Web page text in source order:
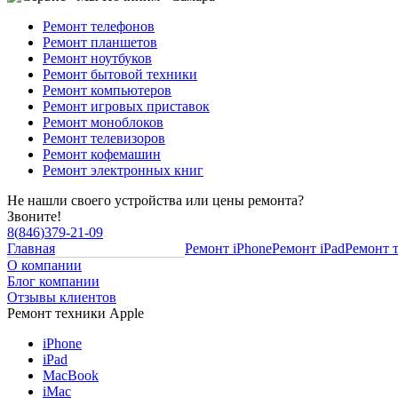
Ремонт телефонов
Ремонт планшетов
Ремонт ноутбуков
Ремонт бытовой техники
Ремонт компьютеров
Ремонт игровых приставок
Ремонт моноблоков
Ремонт телевизоров
Ремонт кофемашин
Ремонт электронных книг
Не нашли своего устройства или цены ремонта?
Звоните!
8(846)379-21-09
Главная
О компании
Блог компании
Отзывы клиентов
Ремонт iPhoneРемонт iPadРемонт
Ремонт техники Apple
iPhone
iPad
MacBook
iMac